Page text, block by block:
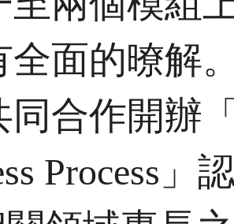
全面的暸解
合作開辦
Process